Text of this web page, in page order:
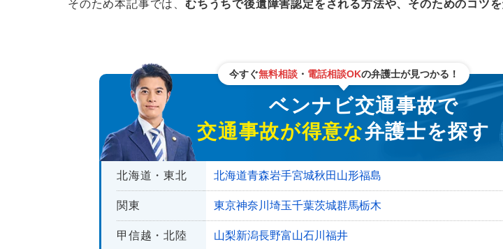
整骨院・接骨院
鍼灸治療(しんきゅうちりょう)
むちうちの後遺障害認定をとれる弁護士の探し方
むちうちの損害賠償請求を弁護士に相談するなら「ベンナビ交通事
自賠責保険会社に対する異議申立て
裁判（訴訟）
そのため本記事では、 むちうちで後遺障害認定をされる方法や、そのためのコツ
今すぐ無料相談・ 電話相談OKの弁護士が見つかる！
ベンナビ交通事故で
交通事故が得意な弁護士を探す
北海道・東北 北海道青森岩手宮城秋田 山形福島
関東 東京神奈川 埼玉千葉茨城群馬栃木
甲信越・北陸 山梨新潟長野富山石川 福井